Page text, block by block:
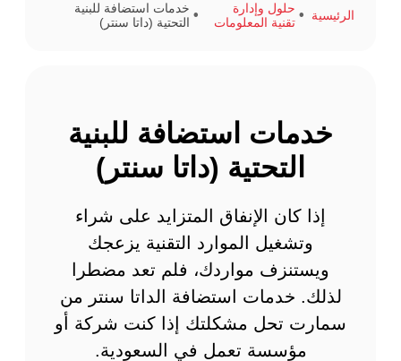
الرئيسية
حلول وإدارة
تقنية المعلومات
خدمات استضافة للبنية
التحتية (داتا سنتر)
خدمات استضافة للبنية
التحتية (داتا سنتر)
إذا كان الإنفاق المتزايد على شراء
وتشغيل الموارد التقنية يزعجك
ويستنزف مواردك، فلم تعد مضطرا
لذلك. خدمات استضافة الداتا سنتر من
سمارت تحل مشكلتك إذا كنت شركة أو
مؤسسة تعمل في السعودية.